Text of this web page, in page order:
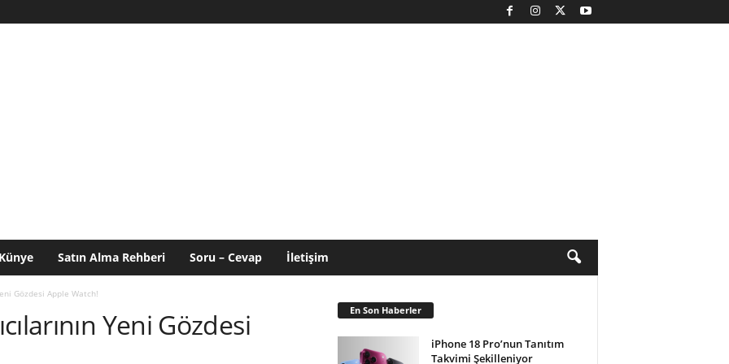
Künye Satın Alma Rehberi Soru – Cevap İletişim
Gözdesi Apple Watch!
Yeni Gözdesi
En Son Haberler
iPhone 18 Pro’nun Tanıtım
Takvimi Şekilleniyor